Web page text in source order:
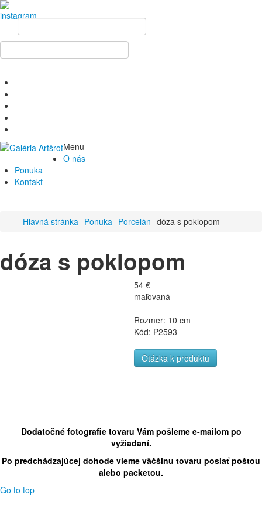
Menu
O nás
Ponuka
Kontakt
Hlavná stránka Ponuka Porcelán dóza s poklopom
dóza s poklopom
54 €
maľovaná
Rozmer: 10 cm
Kód: P2593
Otázka k produktu
Dodatočné fotografie tovaru Vám pošleme e-mailom po
vyžiadaní.
Po predchádzajúcej dohode vieme väčšinu tovaru poslať poštou
alebo packetou.
Go to top